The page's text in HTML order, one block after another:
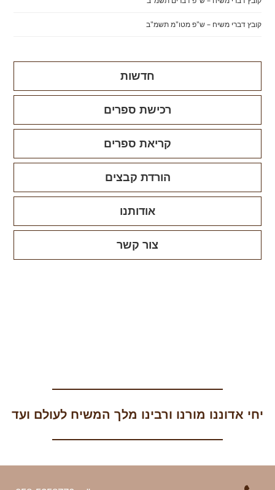
קובץ דברי משיח – ש"פ מטו"מ תשמ"ב
חדשות
רכישת ספרים
קריאת ספרים
הורדת קבצים
אודותנו
צור קשר
יחי אדוננו מורנו ורבינו מלך המשיח לעולם ועד